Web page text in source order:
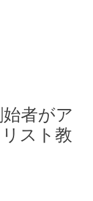
者がア
スト教